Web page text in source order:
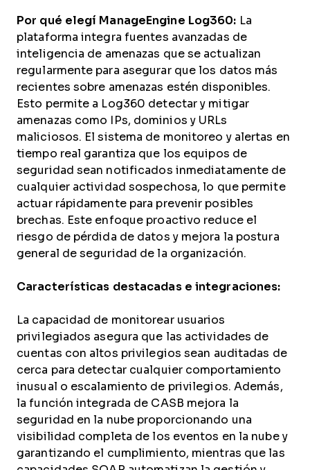
Por qué elegí ManageEngine Log360: La
plataforma integra fuentes avanzadas de
inteligencia de amenazas que se actualizan
regularmente para asegurar que los datos más
recientes sobre amenazas estén disponibles.
Esto permite a Log360 detectar y mitigar
amenazas como IPs, dominios y URLs
maliciosos. El sistema de monitoreo y alertas en
tiempo real garantiza que los equipos de
seguridad sean notificados inmediatamente de
cualquier actividad sospechosa, lo que permite
actuar rápidamente para prevenir posibles
brechas. Este enfoque proactivo reduce el
riesgo de pérdida de datos y mejora la postura
general de seguridad de la organización.
Características destacadas e integraciones:
La capacidad de monitorear usuarios
privilegiados asegura que las actividades de
cuentas con altos privilegios sean auditadas de
cerca para detectar cualquier comportamiento
inusual o escalamiento de privilegios. Además,
la función integrada de CASB mejora la
seguridad en la nube proporcionando una
visibilidad completa de los eventos en la nube y
garantizando el cumplimiento, mientras que las